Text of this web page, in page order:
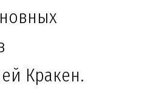
Кракен.